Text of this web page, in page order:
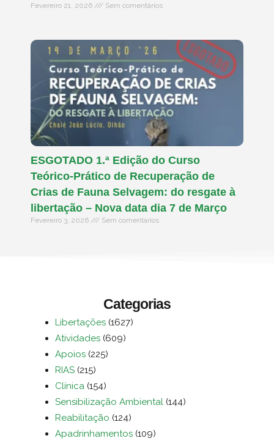
Fevereiro 21, 2026 Sem comentários
ESGOTADO 1.ª Edição do Curso
Teórico-Prático de Recuperação de
Crias de Fauna Selvagem: do resgate à
libertação – Nova data dia 7 de Março
Fevereiro 3, 2026 Sem comentários
Categorias
Libertações (1627)
Atividades (609)
Apoios (225)
RIAS (215)
Clínica (154)
Sensibilização Ambiental (144)
Reabilitação (124)
Apadrinhamentos (109)